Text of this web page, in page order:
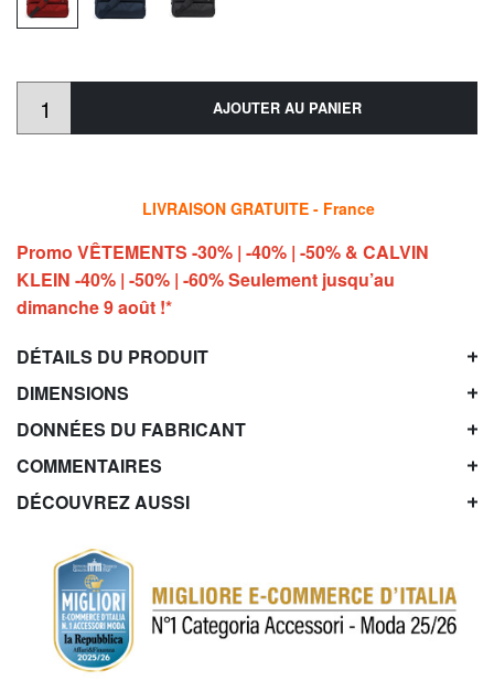
AJOUTER AU PANIER
LIVRAISON GRATUITE - France
Promo VÊTEMENTS -30% | -40% | -50% & CALVIN
KLEIN -40% | -50% | -60% Seulement jusqu’au
dimanche 9 août !*
DÉTAILS DU PRODUIT
DIMENSIONS
DONNÉES DU FABRICANT
COMMENTAIRES
DÉCOUVREZ AUSSI